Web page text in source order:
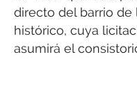
directo del barrio de
histórico, cuya
asumirá el